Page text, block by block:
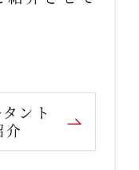
ント
介